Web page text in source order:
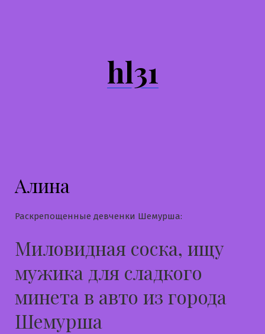
hl31
Алина
Раскрепощенные девченки Шемурша:
Миловидная соска, ищу
мужика для сладкого
минета в авто из города
Шемурша